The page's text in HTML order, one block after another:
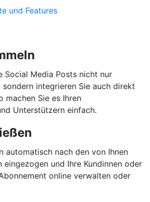
und Features
Social Media Posts nicht nur
sondern integrieren Sie auch direkt
machen Sie es Ihren
Unterstützern einfach.
automatisch nach den von Ihnen
eingezogen und Ihre Kundinnen oder
online verwalten oder